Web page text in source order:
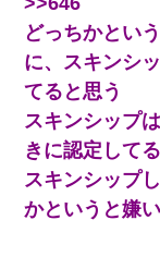
凸してきた
嘘をついてフリン
那「娘がシんだよ
と・・・
【衝撃】嫁父の会
らえる会社から誘
「離婚！（激怒」
どっちかとい
に、スキンシ
てると思う
スキンシップ
きに認定して
スキンシップ
かというと嫌